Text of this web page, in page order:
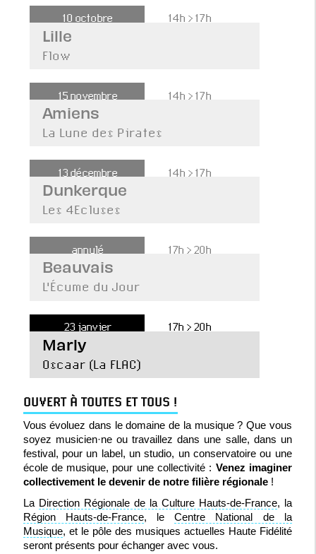
10 octobre 14h > 17h
Lille
Flow
15 novembre 14h > 17h
Amiens
La Lune des Pirates
13 décembre 14h > 17h
Dunkerque
Les 4Ecluses
annulé 17h > 20h
Beauvais
L'Écume du Jour
23 janvier 17h > 20h
Marly
Oscaar (La FLAC)
OUVERT À TOUTES ET TOUS !
Vous évoluez dans le domaine de la musique ? Que vous
soyez musicien·ne ou travaillez dans une salle, dans un
festival, pour un label, un studio, un conservatoire ou une
école de musique, pour une collectivité : Venez imaginer
collectivement le devenir de notre filière régionale!
La Direction Régionale de la Culture Hauts-de-France, la
Région Hauts-de-France, leCentre National de la
Musique, et le pôle des musiques actuelles Haute Fidélité
seront présents pour échanger avec vous.